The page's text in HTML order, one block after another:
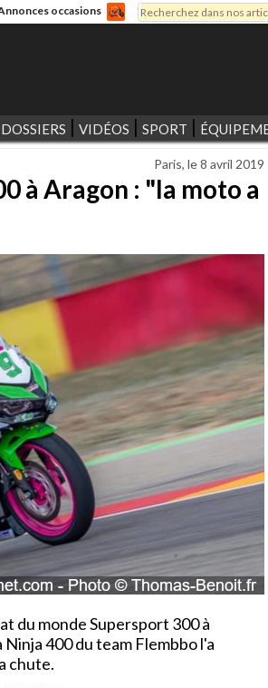
occasions
Formulaire de
Rechercher
DOSSIERS VIDÉOS SPORT
Paris, le8 avril 2019
à Aragon : "la moto a
du monde Supersport 300 à
400 du team Flembbo l'a
chute.